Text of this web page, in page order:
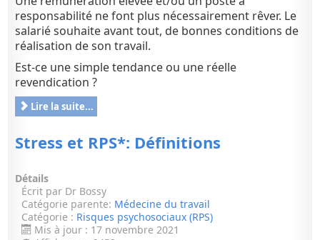
responsabilité ne font plus nécessairement rêver. Le
salarié souhaite avant tout, de bonnes conditions de
réalisation de son travail.
Est-ce une simple tendance ou une réelle
revendication ?
Lire la suite...
Stress et RPS*: Définitions
Détails
Écrit par Dr Bossy
Catégorie parente: Médecine du travail
Catégorie : Risques psychosociaux (RPS)
Mis à jour : 17 novembre 2021